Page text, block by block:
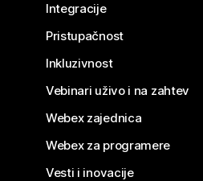
Integracije
Pristupačnost
Inkluzivnost
Vebinari uživo i na zahtev
Webex zajednica
Webex za programere
Vesti i inovacije